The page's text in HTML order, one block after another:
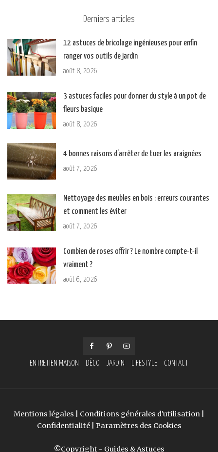
Derniers articles
12 astuces de bricolage ingénieuses pour enfin
ranger vos outils de jardin
août 8, 2026
3 astuces faciles pour donner du style à un pot de
fleurs basique
août 8, 2026
4 bonnes raisons d’arrêter de tuer les araignées
août 7, 2026
Nettoyage des meubles en bois : erreurs courantes
et comment les éviter
août 7, 2026
Combien de roses offrir ? Le nombre compte-t-il
vraiment ?
août 6, 2026
ENTRETIEN MAISON DÉCO JARDIN LIFESTYLE CONTACT
Mentions légales Conditions générales d'utilisation
Confidentialité| Paramètres des Cookies
©Copyright - Guides & Astuces